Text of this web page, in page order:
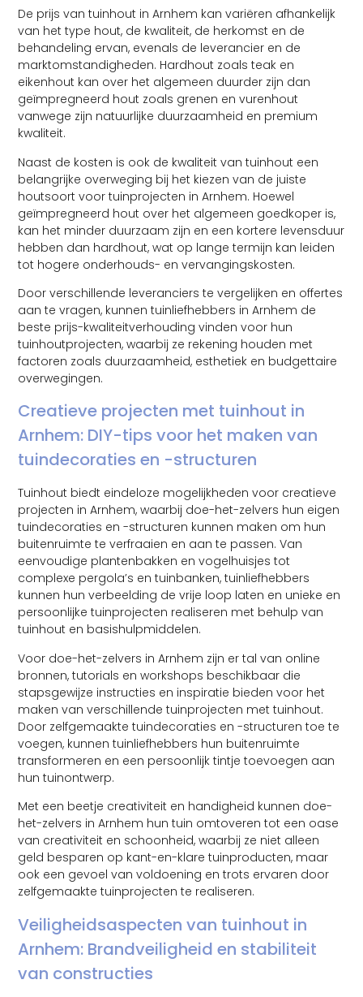
De prijs van tuinhout in Arnhem kan variëren afhankelijk
van het type hout, de kwaliteit, de herkomst en de
behandeling ervan, evenals de leverancier en de
marktomstandigheden. Hardhout zoals teak en
eikenhout kan over het algemeen duurder zijn dan
geïmpregneerd hout zoals grenen en vurenhout
vanwege zijn natuurlijke duurzaamheid en premium
kwaliteit.
Naast de kosten is ook de kwaliteit van tuinhout een
belangrijke overweging bij het kiezen van de juiste
houtsoort voor tuinprojecten in Arnhem. Hoewel
geïmpregneerd hout over het algemeen goedkoper is,
kan het minder duurzaam zijn en een kortere levensduur
hebben dan hardhout, wat op lange termijn kan leiden
tot hogere onderhouds- en vervangingskosten.
Door verschillende leveranciers te vergelijken en offertes
aan te vragen, kunnen tuinliefhebbers in Arnhem de
beste prijs-kwaliteitverhouding vinden voor hun
tuinhoutprojecten, waarbij ze rekening houden met
factoren zoals duurzaamheid, esthetiek en budgettaire
overwegingen.
Creatieve projecten met tuinhout in
Arnhem: DIY-tips voor het maken van
tuindecoraties en -structuren
Tuinhout biedt eindeloze mogelijkheden voor creatieve
projecten in Arnhem, waarbij doe-het-zelvers hun eigen
tuindecoraties en -structuren kunnen maken om hun
buitenruimte te verfraaien en aan te passen. Van
eenvoudige plantenbakken en vogelhuisjes tot
complexe pergola’s en tuinbanken, tuinliefhebbers
kunnen hun verbeelding de vrije loop laten en unieke en
persoonlijke tuinprojecten realiseren met behulp van
tuinhout en basishulpmiddelen.
Voor doe-het-zelvers in Arnhem zijn er tal van online
bronnen, tutorials en workshops beschikbaar die
stapsgewijze instructies en inspiratie bieden voor het
maken van verschillende tuinprojecten met tuinhout.
Door zelfgemaakte tuindecoraties en -structuren toe te
voegen, kunnen tuinliefhebbers hun buitenruimte
transformeren en een persoonlijk tintje toevoegen aan
hun tuinontwerp.
Met een beetje creativiteit en handigheid kunnen doe-
het-zelvers in Arnhem hun tuin omtoveren tot een oase
van creativiteit en schoonheid, waarbij ze niet alleen
geld besparen op kant-en-klare tuinproducten, maar
ook een gevoel van voldoening en trots ervaren door
zelfgemaakte tuinprojecten te realiseren.
Veiligheidsaspecten van tuinhout in
Arnhem: Brandveiligheid en stabiliteit
van constructies